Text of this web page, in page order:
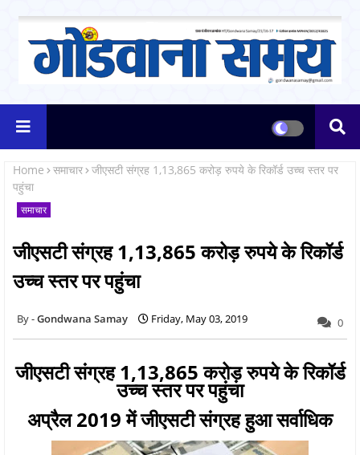
Home समाचार जीएसटी संग्रह 1,13,865 करोड़ रुपये के रिकॉर्ड उच्च स्तर पर
पहुंचा
समाचार
जीएसटी संग्रह 1,13,865 करोड़ रुपये के रिकॉर्ड
उच्च स्तर पर पहुंचा
Gondwana Samay Friday, May 03, 2019 0
जीएसटी संग्रह 1,13,865 करोड़ रुपये के रिकॉर्ड
उच्च स्तर पर पहुंचा
अप्रैल 2019 में जीएसटी संग्रह हुआ सर्वाधिक